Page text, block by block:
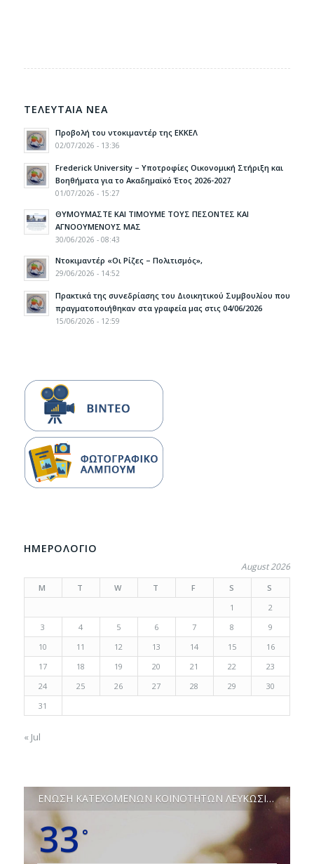
ΤΕΛΕΥΤΑΙΑ ΝΕΑ
Προβολή του ντοκιμαντέρ της ΕΚΚΕΛ
02/07/2026 - 13:36
Frederick University – Υποτροφίες Οικονομική Στήριξη και
Βοηθήματα για το Ακαδημαϊκό Έτος 2026-2027
01/07/2026 - 15:27
ΘΥΜΟΥΜΑΣΤΕ ΚΑΙ ΤΙΜΟΥΜΕ ΤΟΥΣ ΠΕΣΟΝΤΕΣ ΚΑΙ
ΑΓΝΟΟΥΜΕΝΟΥΣ ΜΑΣ
30/06/2026 - 08:43
Ντοκιμαντέρ «Οι Ρίζες – Πολιτισμός»,
29/06/2026 - 14:52
Πρακτικά της συνεδρίασης του Διοικητικού Συμβουλίου που
πραγματοποιήθηκαν στα γραφεία μας στις 04/06/2026
15/06/2026 - 12:59
ΗΜΕΡΟΛΟΓΙΟ
August 2026
M T W T F S
S
1
2
3
4 5 6 7 8
9
10
11 12 13 14 15
16
17
18 19 20 21 22
23
24
25 26 27 28 29
30
31
« Jul
ΕΝΩΣΗ ΚΑΤΕΧΟΜΕΝΩΝ ΚΟΙΝΟΤΗΤΩΝ ΛΕΥΚΩΣΙΑΣ
33 °